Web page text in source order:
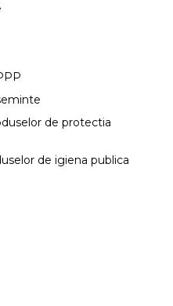
de protectia
de igiena publica